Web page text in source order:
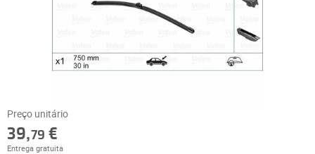
Preço unitário
39,79 €
Entrega gratuita